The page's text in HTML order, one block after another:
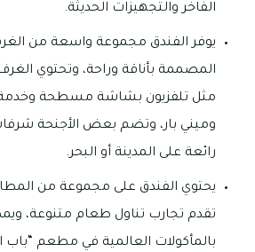
الفاخر والتجهيزات الحديثة.
يوفر الفندق مجموعة واسعة من
المصممة بأناقة وراحة، وتحتوي
مثل تلفزيون بشاشة مسطحة وخدمة
وميني بار، وتضم بعض الأجنحة
رائعة على المدينة أو البحر.
يحتوي الفندق على مجموعة من
تقدم تجارب تناول طعام متنوعة،
بالمأكولات العالمية في مطعم “باب